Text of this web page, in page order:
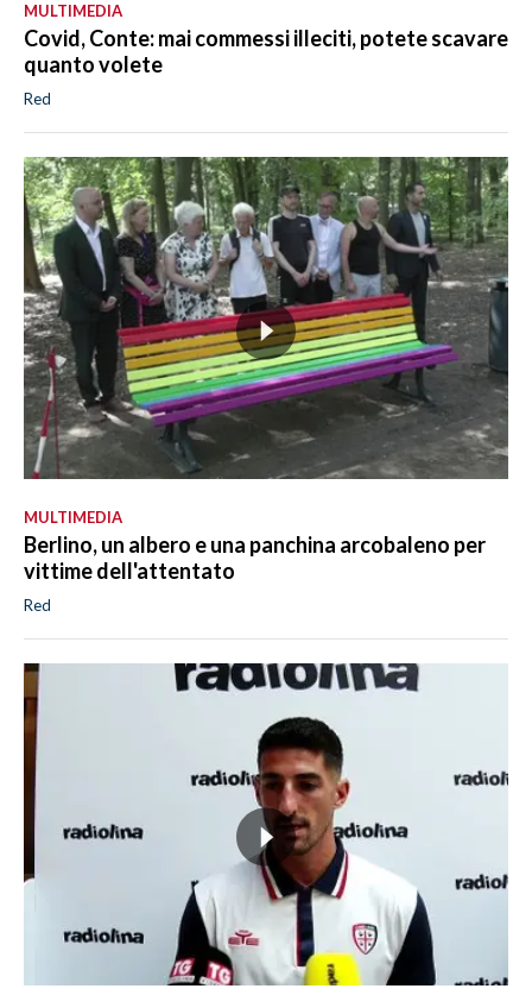
MULTIMEDIA
Covid, Conte: mai commessi illeciti, potete scavare
quanto volete
Red
MULTIMEDIA
Berlino, un albero e una panchina arcobaleno per
vittime dell'attentato
Red